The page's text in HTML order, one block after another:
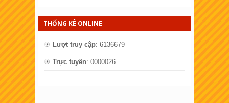
THỐNG KÊ ONLINE
Lượt truy cập: 6136679
Trực tuyến: 0000026